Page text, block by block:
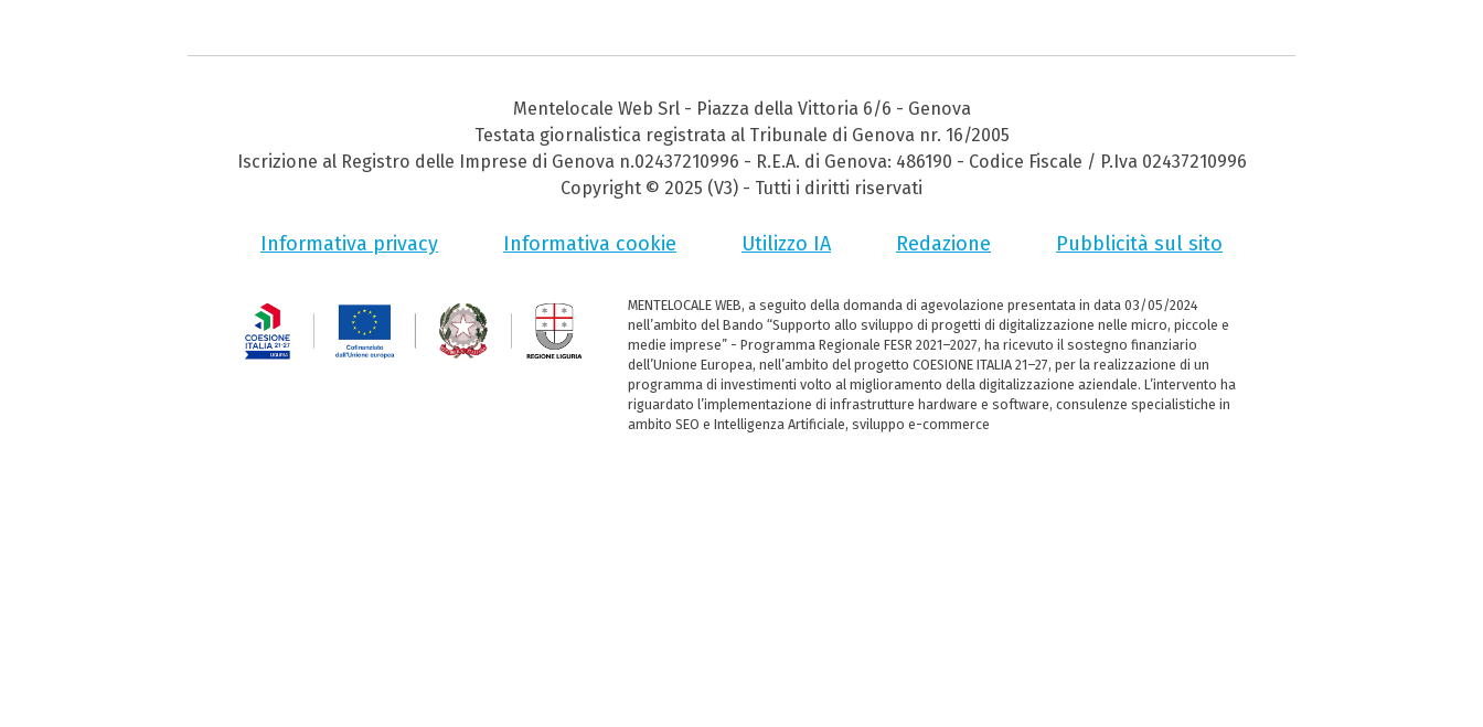
Mentelocale Web Srl - Piazza della Vittoria 6/6 - Genova
Testata giornalistica registrata al Tribunale di Genova nr. 16/2005
Iscrizione al Registro delle Imprese di Genova n.02437210996 - R.E.A. di Genova: 486190 - Codice Fiscale / P.Iva 02437210996
Copyright © 2025 (V3) - Tutti i diritti riservati
Informativa privacy Informativa cookie Utilizzo IA Redazione Pubblicità sul sito
MENTELOCALE WEB, a seguito della domanda di agevolazione presentata in data 03/05/2024
nell’ambito del Bando “Supporto allo sviluppo di progetti di digitalizzazione nelle micro, piccole e
medie imprese” - Programma Regionale FESR 2021–2027, ha ricevuto il sostegno finanziario
dell’Unione Europea, nell’ambito del progetto COESIONE ITALIA 21–27, per la realizzazione di un
programma di investimenti volto al miglioramento della digitalizzazione aziendale. L’intervento ha
riguardato l’implementazione di infrastrutture hardware e software, consulenze specialistiche in
ambito SEO e Intelligenza Artificiale, sviluppo e-commerce